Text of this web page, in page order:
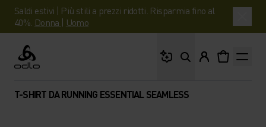
Saldi estivi | Più stili a prezzi ridotti. Risparmia fino al
40%. Donna | Uomo
Odlo
T-SHIRT DA RUNNING ESSENTIAL SEAMLESS